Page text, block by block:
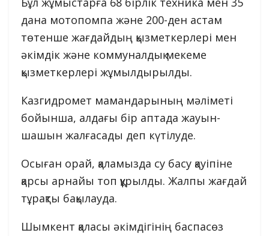
дана мотопомпа және 200-ден астам
төтенше жағдайдың қызметкерлері мен
әкімдік және коммуналдық мекеме
қызметкерлері жұмылдырылды.
Казгидромет мамандарының мәліметі
бойынша, алдағы бір аптада жауын-
шашын жалғасады деп күтілуде.
Осыған орай, қаламызда су басу қауіпіне
қарсы арнайы топ құрылды. Жалпы жағдай
тұрақты бақылауда.
Шымкент қаласы әкімдігінің баспасөз